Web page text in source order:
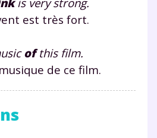
est très fort.
ofthis film.
de ce film.